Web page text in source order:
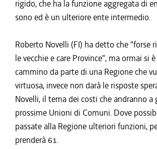
rigido, che ha la funzione aggregata di
sono ed è un ulteriore ente intermedio.
Roberto Novelli (FI) ha detto che "forse
le vecchie e care Province", ma ormai si
cammino da parte di una Regione che
virtuosa, invece non darà le risposte
Novelli, il tema dei costi che andranno a
prossime Unioni di Comuni. Dove
passate alla Regione ulteriori funzioni,
prenderà 61.